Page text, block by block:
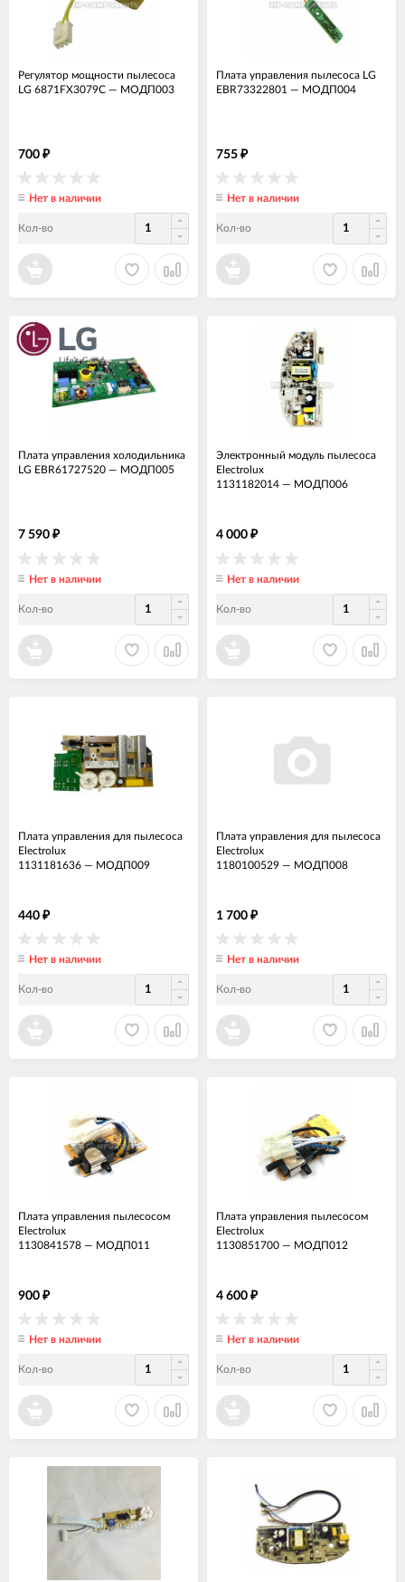
Регулятор мощности пылесоса
LG 6871FX3079C — МОДП003
700 ₽
Нет в наличии
Кол-во
Плата управления пылесоса LG
EBR73322801 — МОДП004
755 ₽
Нет в наличии
Кол-во
Плата управления холодильника
LG EBR61727520 — МОДП005
7 590 ₽
Нет в наличии
Кол-во
Электронный модуль пылесоса
Electrolux
1131182014 — МОДП006
4 000 ₽
Нет в наличии
Кол-во
Плата управления для пылесоса
Electrolux
1131181636 — МОДП009
440 ₽
Нет в наличии
Кол-во
Плата управления для пылесоса
Electrolux
1180100529 — МОДП008
1 700 ₽
Нет в наличии
Кол-во
Плата управления пылесосом
Electrolux
1130841578 — МОДП011
900 ₽
Нет в наличии
Кол-во
Плата управления пылесосом
Electrolux
1130851700 — МОДП012
4 600 ₽
Нет в наличии
Кол-во